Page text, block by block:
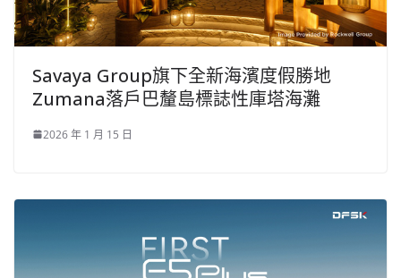
Savaya Group旗下全新海濱度假勝地
Zumana落戶巴釐島標誌性庫塔海灘
2026 年 1 月 15 日